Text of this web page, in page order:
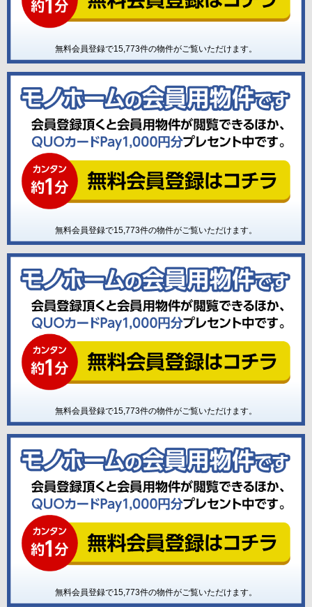
無料会員登録で15,773件の物件がご覧いただけます。
無料会員登録で15,773件の物件がご覧いただけます。
無料会員登録で15,773件の物件がご覧いただけます。
無料会員登録で15,773件の物件がご覧いただけます。